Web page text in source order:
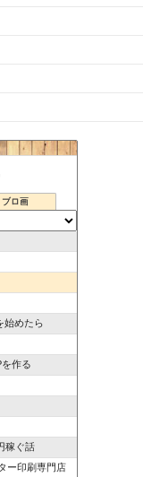
ブロ画
始めたら
作る
稼ぐ話
ー印刷専門店